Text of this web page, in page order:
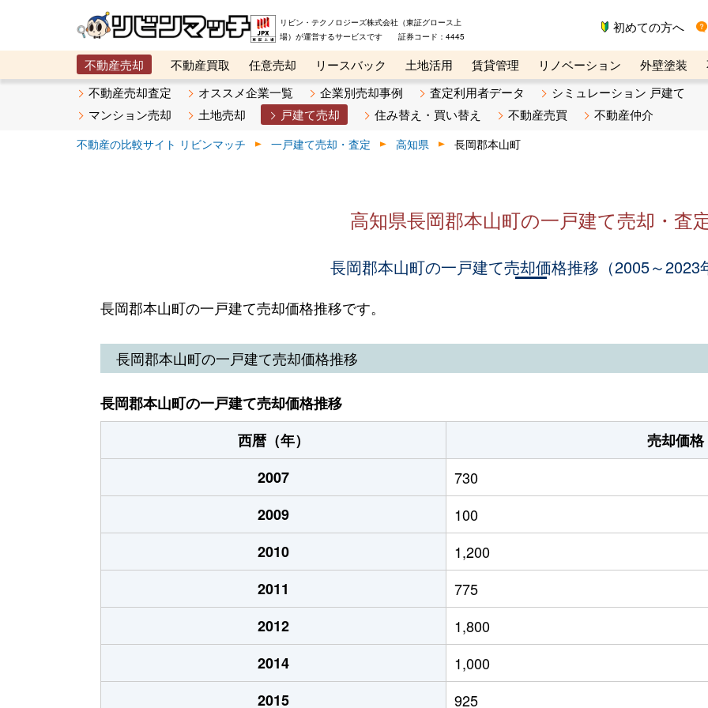
リビン・テクノロジーズ株式会社（東証グロース上
場）が運営するサービスです 証券コード：4445
初めての方へ
不動産売却 不動産買取 任意売却 リースバック 土地活用 賃貸管理 リノベーション 外壁塗装
メタ住宅展示場
ベスト不動産カンパニー オンライン講座 リビンマガジンBiz 不動産売却ご相談デスク
不動産売却査定 オススメ企業一覧 企業別売却事例 査定利用者データ
シミュレーション 戸建て
マンション売却
土地売却 戸建て売却 住み替え・買い替え 不動産売買 不動産仲介
不動産の比較サイト リビンマッチ 一戸建て売却・査定 高知県 長岡郡本山町
高知県長岡郡本山町の一戸建て売却・査
長岡郡本山町の一戸建て売却価格推移（2005～2023
長岡郡本山町の一戸建て売却価格推移です。
長岡郡本山町の一戸建て売却価格推移
長岡郡本山町の一戸建て売却価格推移
西暦（年）
売却価
2007
730
2009
100
2010
1,200
2011
775
2012
1,800
2014
1,000
2015
925